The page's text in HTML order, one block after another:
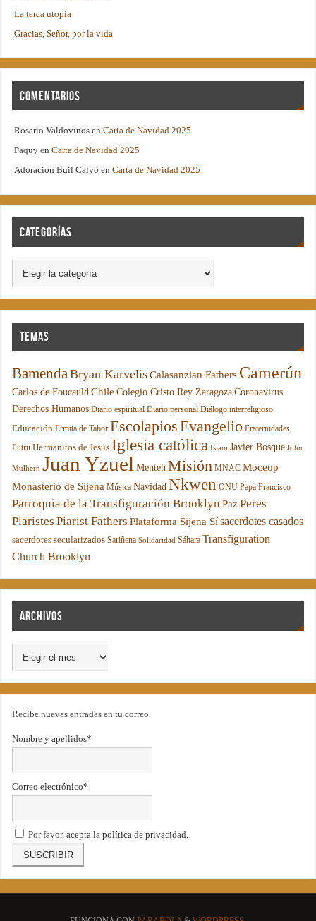
La terca utopía
Gracias, Señor, por la vida
Comentarios
Rosario Valdovinos enCarta de Navidad 2025
Paquy enCarta de Navidad 2025
Adoracion Buil Calvo enCarta de Navidad 2025
Categorías
Temas
BamendaBryan KarvelisCalasanzian Fathers Camerún
Carlos de Foucauld Chile Colegio Cristo Rey Zaragoza Coronavirus
Derechos Humanos Diario espiritual Diario personal Diálogo interreligioso
Educación Ermita de Tabor EscolapiosEvangelio Fraternidades
Futru Hermanitos de Jesús Iglesia católica Islam Javier Bosque John
Mulhern Juan Yzuel Menteh Misión MNAC Moceop
Monasterio de Sijena Música Navidad Nkwen ONU Papa Francisco
Parroquia de la Transfiguración Brooklyn Paz Peres
Piaristes Piarist Fathers Plataforma Sijena Sí sacerdotes casados
sacerdotes secularizados Sariñena Solidaridad Sáhara Transfiguration
Church Brooklyn
Archivos
Recibe nuevas entradas en tu correo
Nombre y apellidos*
Correo electrónico*
Por favor, acepta la política de privacidad.